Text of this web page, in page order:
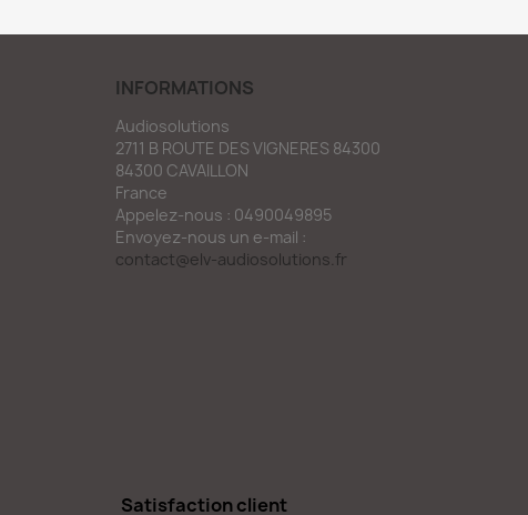
INFORMATIONS
Audiosolutions
2711 B ROUTE DES VIGNERES 84300
84300 CAVAILLON
France
Appelez-nous : 0490049895
Envoyez-nous un e-mail :
contact@elv-audiosolutions.fr
Satisfaction client